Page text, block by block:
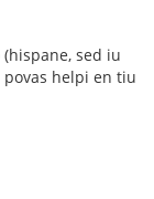
sed iu
helpi en tiu